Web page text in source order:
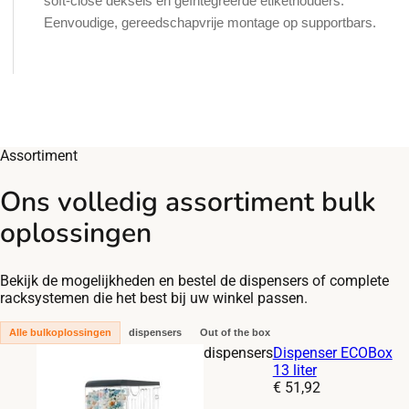
Eenvoudige, gereedschapvrije montage op supportbars.
Assortiment
Ons volledig assortiment bulk
oplossingen
Bekijk de mogelijkheden en bestel de dispensers of complete
racksystemen die het best bij uw winkel passen.
Alle bulkoplossingen dispensers Out of the box
dispensersDispenser ECOBox
13 liter
Prijs:
€51,92